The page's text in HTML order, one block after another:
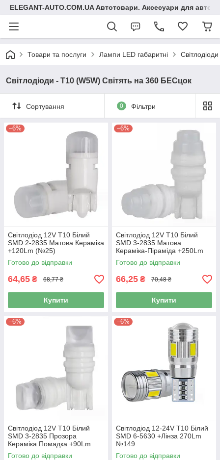
ELEGANT-AUTO.COM.UA Автотовари. Аксесуари для авто
Товари та послуги Лампи LED габаритні
Світлодіоди - T10 (W5W) Світять на 360 БЕСцок
Сортування 0 Фільтри
–6%
Світлодіод 12V Т10 Білий
SMD 2-2835 Матова Кераміка
+120Lm (№25)
Готово до відправки
64,65 ₴ 68,77 ₴
Купити
–6%
Світлодіод 12V Т10 Білий
SMD 3-2835 Матова
Кераміка-Піраміда +250Lm
№29
Готово до відправки
66,25 ₴ 70,48 ₴
Купити
–6%
Світлодіод 12V Т10 Білий
SMD 3-2835 Прозора
Кераміка Помадка +90Lm
№24
Готово до відправки
–6%
Світлодіод 12-24V Т10 Білий
SMD 6-5630 +Лінза 270Lm
№149
Готово до відправки